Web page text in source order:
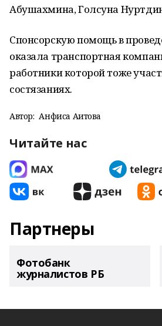
Абушахмина, Голсуна
Спонсорскую помощь в
оказала транспортная
работники которой тоже
состязаниях.
Автор: Анфиса Аитова
Читайте нас
Партнеры
Фотобанк
журналистов РБ